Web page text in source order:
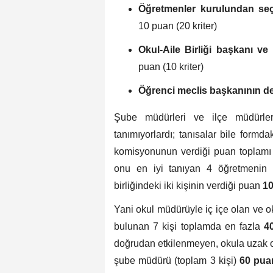
Öğretmenler kurulundan
10 puan (20 kriter)
Okul-Aile Birliği başkanı ve
puan (10 kriter)
Öğrenci meclis başkanının
Şube müdürleri ve ilçe
tanımıyorlardı; tanısalar bile
komisyonunun verdiği puan
onu en iyi tanıyan 4
birliğindeki iki kişinin verdiği puan 10
Yani okul müdürüyle iç içe olan ve
bulunan 7 kişi toplamda en fazla
doğrudan etkilenmeyen, okula uzak
şube müdürü (toplam 3 kişi)60